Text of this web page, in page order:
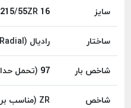
سایز
215/55ZR 16
ساختار
رادیال (Radial)
شاخص بار
97 (تحمل حداکثر 730 کیلوگرم)
شاخص